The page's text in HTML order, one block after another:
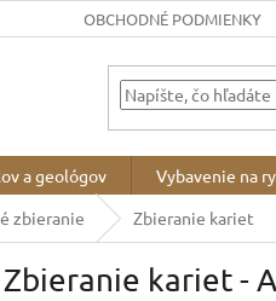
OBCHODNÉ PODMIENKY
a geológov Vybavenie na
zbieranie Zbieranie kariet
Zbieranie kariet -